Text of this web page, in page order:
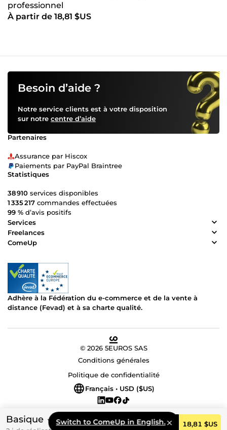
Basique Commander 18,81 $US
professionnel
À partir de 18,81 $US
Switch to ComeUp in English.
Besoin d’aide ?
Notre service clients est à votre disposition
sur notre centre d’aide
Partenaires
Assurance par Hiscox
Paiements par PayPal Braintree
Statistiques
38 910 services disponibles
1 335 217 commandes effectuées
99 % d’avis positifs
Services
Freelances
ComeUp
Adhère à la Fédération du e-commerce et de la vente à
distance (Fevad) et à sa charte qualité.
© 2026 5EUROS SAS
Conditions générales
Politique de confidentialité
Français • USD ($US)